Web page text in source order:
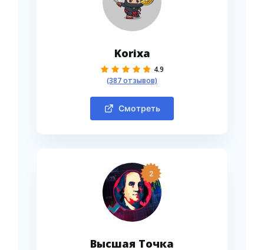
Korixa
4.9
(387 отзывов)
Смотреть
2
Высшая Точка